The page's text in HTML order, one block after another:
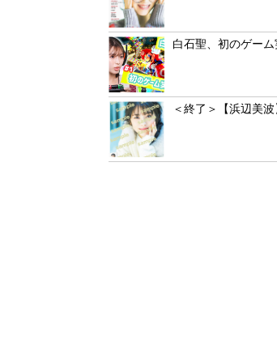
白石聖、初のゲー
＜終了＞【浜辺美